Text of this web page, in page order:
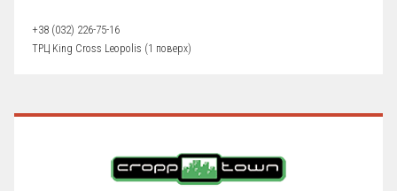
+38 (032) 226-75-16
ТРЦ King Cross Leopolis (1 поверх)